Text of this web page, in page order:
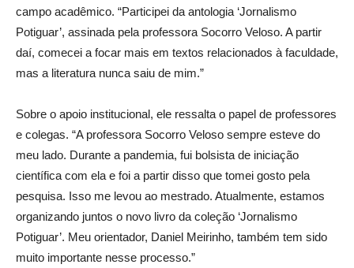
campo acadêmico. “Participei da antologia ‘Jornalismo
Potiguar’, assinada pela professora Socorro Veloso. A partir
daí, comecei a focar mais em textos relacionados à faculdade,
mas a literatura nunca saiu de mim.”
Sobre o apoio institucional, ele ressalta o papel de professores
e colegas. “A professora Socorro Veloso sempre esteve do
meu lado. Durante a pandemia, fui bolsista de iniciação
científica com ela e foi a partir disso que tomei gosto pela
pesquisa. Isso me levou ao mestrado. Atualmente, estamos
organizando juntos o novo livro da coleção ‘Jornalismo
Potiguar’. Meu orientador, Daniel Meirinho, também tem sido
muito importante nesse processo.”